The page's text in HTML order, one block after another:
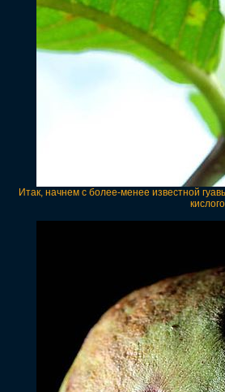
Итак, начнем с более-менее известной